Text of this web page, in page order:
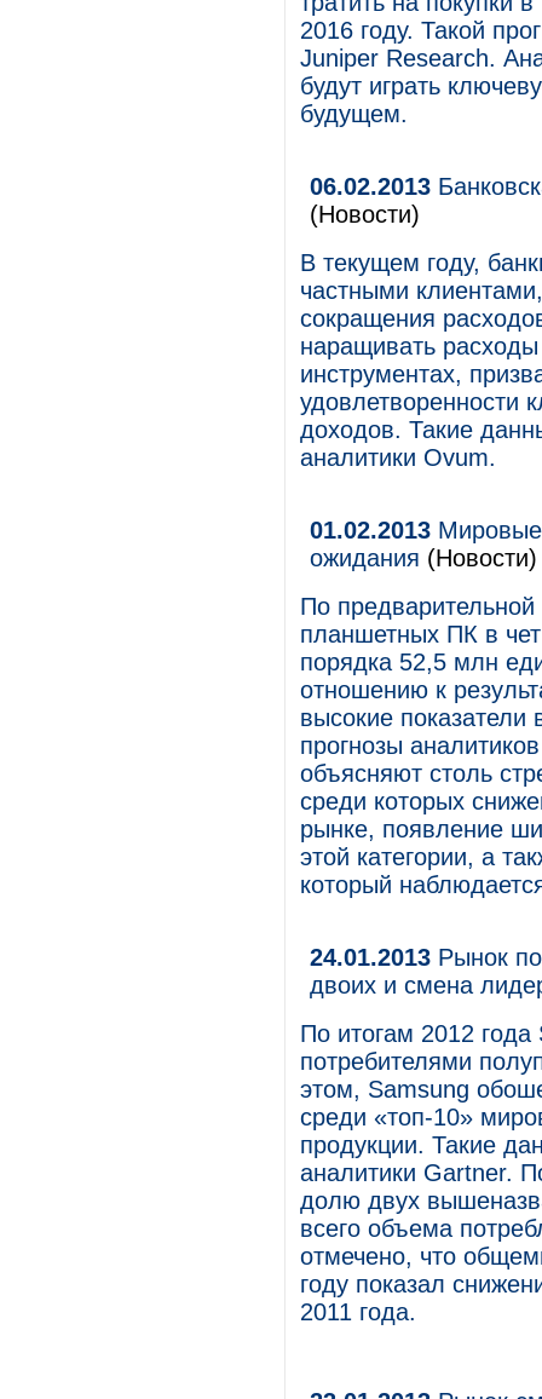
2016 году. Такой
Juniper Research.
будут играть
будущем.
06.02.2013
(Новости)
В текущем году,
частными
сокращения
наращивать
инструментах,
удовлетворенности
доходов. Такие
аналитики Ovum.
01.02.2013 Мировые
ожидания (Новости)
По
планшетных ПК в
порядка 52,5 млн
отношению к
высокие показатели
прогнозы
объясняют столь
среди которых
рынке, появление
этой категории, а
который
24.01.2013 Рынок
двоих и смена
По итогам 2012
потребителями
этом, Samsung
среди «топ-10»
продукции. Такие
аналитики Gartner.
долю двух
всего объема
отмечено, что
году показал
2011 года.